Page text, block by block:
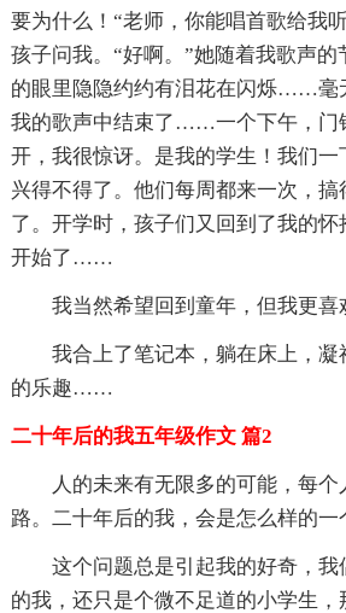
要为什么！“老师，你能唱首歌给我
孩子问我。“好啊。”她随着我歌声
的眼里隐隐约约有泪花在闪烁……毫
我的歌声中结束了……一个下午，门
开，我很惊讶。是我的学生！我们一
兴得不得了。他们每周都来一次，
了。开学时，孩子们又回到了我的怀
开始了……
我当然希望回到童年，但我更喜
我合上了笔记本，躺在床上，
的乐趣……
二十年后的我五年级作文 篇2
人的未来有无限多的可能，每
路。二十年后的我，会是怎么样的一
这个问题总是引起我的好奇，
的我，还只是个微不足道的小学生，